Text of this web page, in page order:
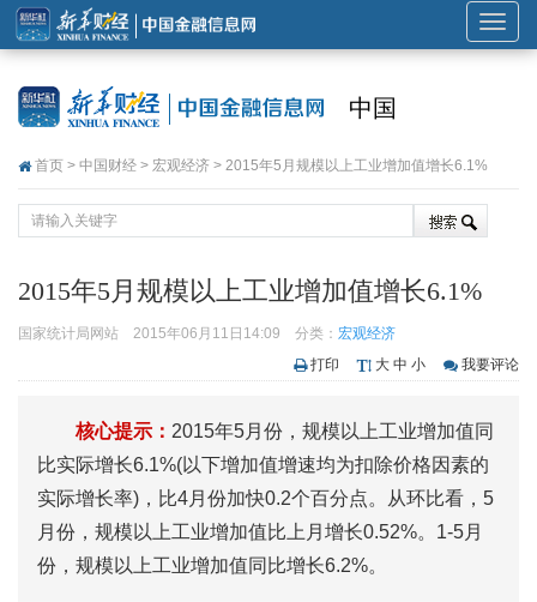
展
开
中国
首页 > 中国财经 > 宏观经济 > 2015年5月规模以上工业增加值增长6.1%
2015年5月规模以上工业增加值增长6.1%
国家统计局网站 2015年06月11日14:09 分类： 宏观经济
打印
大 中 小 我要评论
核心提示： 2015年5月份，规模以上工业增加值同
比实际增长6.1%(以下增加值增速均为扣除价格因素的
实际增长率)，比4月份加快0.2个百分点。从环比看，5
月份，规模以上工业增加值比上月增长0.52%。1-5月
份，规模以上工业增加值同比增长6.2%。